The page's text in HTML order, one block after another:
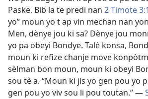
Paske, Bib la te predi nan 2 Timote
yo” moun yo t ap vin mechan nan
Men, dènye jou ki sa? Dènye jou
yo pa obeyi Bondye. Talè konsa,
moun ki refize chanje move
sèlman bon moun, moun ki obeyi
sou tè a. “Moun ki jis yo gen pou yo
gen pou yo viv sou li pou toutan.” —